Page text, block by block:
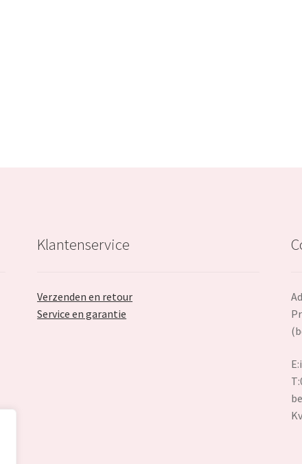
Klantenservice
Verzenden en retour
Service en garantie
E: